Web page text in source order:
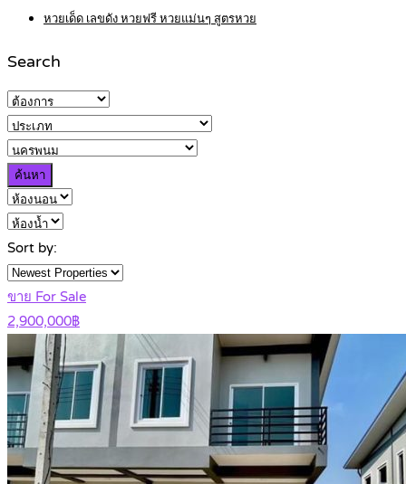
หวยเด็ด เลขดัง หวยฟรี หวยแม่นๆ สูตรหวย
Search
ค้นหา
Sort by:
ขาย For Sale
2,900,000฿